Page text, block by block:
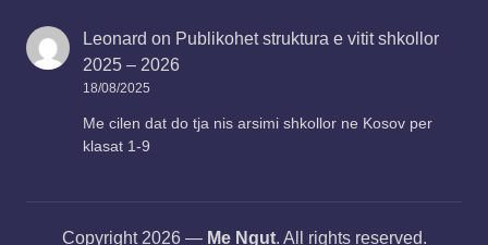
Leonard on Publikohet struktura e vitit shkollor
2025 – 2026
18/08/2025
Me cilen dat do tja nis arsimi shkollor ne Kosov per
klasat 1-9
Copyright 2026 — Me Ngut. All rights reserved.